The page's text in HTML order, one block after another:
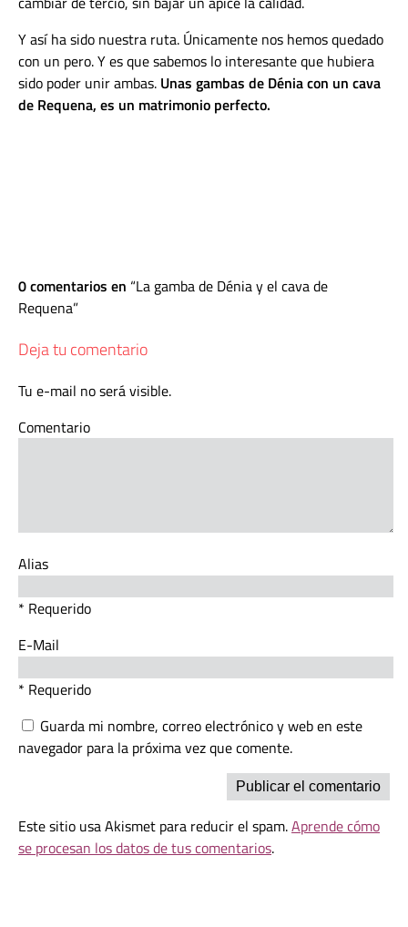
Y así ha sido nuestra ruta. Únicamente nos hemos quedado
con un pero. Y es que sabemos lo interesante que hubiera
sido poder unir ambas. Unas gambas de Dénia con un cava
de Requena, es un matrimonio perfecto.
0 comentarios en La gamba de Dénia y el cava de
Requena
Deja tu comentario
Tu e-mail no será visible.
Comentario
Alias
* Requerido
E-Mail
* Requerido
Guarda mi nombre, correo electrónico y web en este
navegador para la próxima vez que comente.
Este sitio usa Akismet para reducir el spam.Aprende cómo
se procesan los datos de tus comentarios.